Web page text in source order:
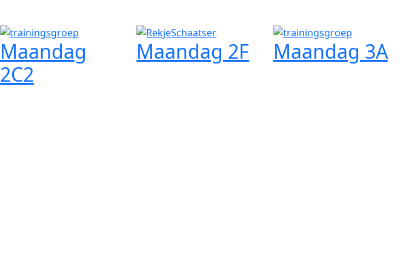
Maandag
2C2
Maandag 2F Maandag 3A